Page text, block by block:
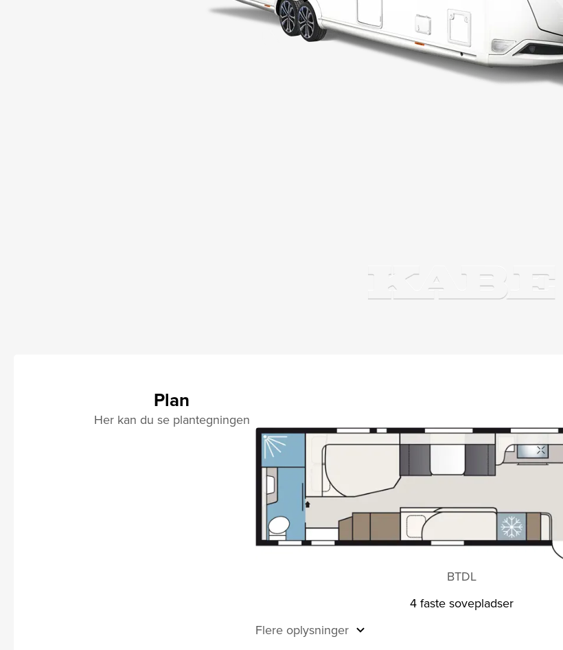
Plan
Her kan du se plantegningen
BTDL
4 faste sovepladser
Flere oplysninger